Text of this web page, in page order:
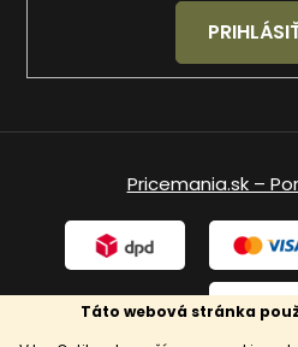
Táto webová stránka
Pricemania.sk –